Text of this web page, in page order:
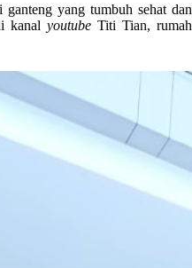
yang tumbuh sehat dan
kanalyoutube Titi Tian, rumah